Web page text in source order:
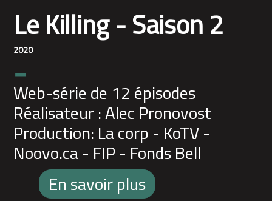
Le Killing - Saison 2
2020
-
Web-série de 12 épisodes
Réalisateur : Alec Pronovost
Production: La corp - KoTV -
Noovo.ca - FIP - Fonds Bell
En savoir plus